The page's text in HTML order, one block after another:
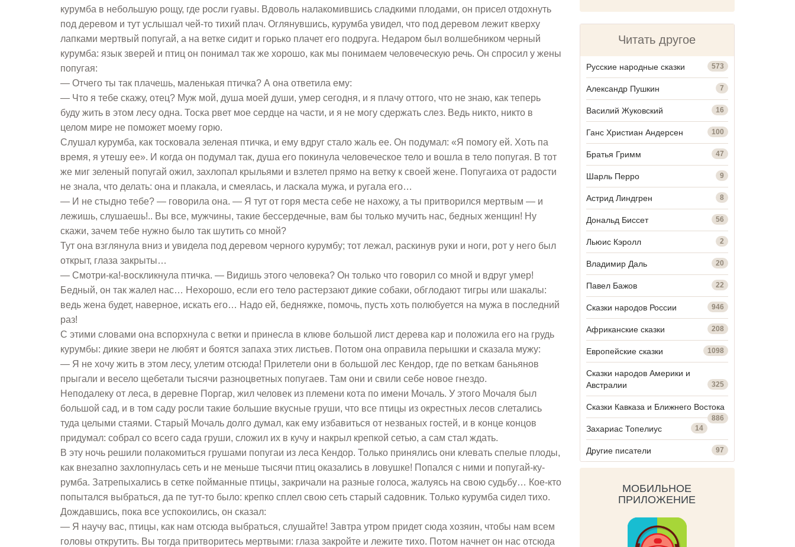
курумба в небольшую рощу, где росли гуавы. Вдоволь налакомившись сладкими плодами, он присел отдохнуть
под деревом и тут услышал чей-то тихий плач. Оглянувшись, курумба увидел, что под деревом лежит кверху
лапками мертвый попугай, а на ветке сидит и горько плачет его подруга. Недаром был волшебником черный
курумба: язык зверей и птиц он понимал так же хорошо, как мы понимаем человеческую речь. Он спросил у жены
попугая:
— Отчего ты так плачешь, маленькая птичка? А она ответила ему:
— Что я тебе скажу, отец? Муж мой, душа моей души, умер сегодня, и я плачу оттого, что не знаю, как теперь
буду жить в этом лесу одна. Тоска рвет мое сердце на части, и я не могу сдержать слез. Ведь никто, никто в
целом мире не поможет моему горю.
Слушал курумба, как тосковала зеленая птичка, и ему вдруг стало жаль ее. Он подумал: «Я помогу ей. Хоть па
время, я утешу ее». И когда он подумал так, душа его покинула человеческое тело и вошла в тело попугая. В тот
же миг зеленый попугай ожил, захлопал крыльями и взлетел прямо на ветку к своей жене. Попугаиха от радости
не знала, что делать: она и плакала, и смеялась, и ласкала мужа, и ругала его…
— И не стыдно тебе? — говорила она. — Я тут от горя места себе не нахожу, а ты притворился мертвым — и
лежишь, слушаешь!.. Вы все, мужчины, такие бессердечные, вам бы только мучить нас, бедных женщин! Ну
скажи, зачем тебе нужно было так шутить со мной?
Тут она взглянула вниз и увидела под деревом черного курумбу; тот лежал, раскинув руки и ноги, рот у него был
открыт, глаза закрыты…
— Смотри-ка!-воскликнула птичка. — Видишь этого человека? Он только что говорил со мной и вдруг умер!
Бедный, он так жалел нас… Нехорошо, если его тело растерзают дикие собаки, обглодают тигры или шакалы:
ведь жена будет, наверное, искать его… Надо ей, бедняжке, помочь, пусть хоть полюбуется на мужа в последний
раз!
С этими словами она вспорхнула с ветки и принесла в клюве большой лист дерева кар и положила его на грудь
курумбы: дикие звери не любят и боятся запаха этих листьев. Потом она оправила перышки и сказала мужу:
— Я не хочу жить в этом лесу, улетим отсюда! Прилетели они в большой лес Кендор, где по веткам баньянов
прыгали и весело щебетали тысячи разноцветных попугаев. Там они и свили себе новое гнездо.
Неподалеку от леса, в деревне Поргар, жил человек из племени кота по имени Мочаль. У этого Мочаля был
большой сад, и в том саду росли такие большие вкусные груши, что все птицы из окрестных лесов слетались
туда целыми стаями. Старый Мочаль долго думал, как ему избавиться от незваных гостей, и в конце концов
придумал: собрал со всего сада груши, сложил их в кучу и накрыл крепкой сетью, а сам стал ждать.
В эту ночь решили полакомиться грушами попугаи из леса Кендор. Только принялись они клевать спелые плоды,
как внезапно захлопнулась сеть и не меньше тысячи птиц оказались в ловушке! Попался с ними и попугай-ку-
румба. Затрепыхались в сетке пойманные птицы, закричали на разные голоса, жалуясь на свою судьбу… Кое-кто
попытался выбраться, да пе тут-то было: крепко сплел свою сеть старый садовник. Только курумба сидел тихо.
Дождавшись, пока все успокоились, он сказал:
— Я научу вас, птицы, как нам отсюда выбраться, слушайте! Завтра утром придет сюда хозяин, чтобы нам всем
головы открутить. Вы тогда притворитесь мертвыми: глаза закройте и лежите тихо. Потом начнет он нас отсюда
Читать другое
Русские народные сказки 573
Александр Пушкин 7
Василий Жуковский 16
Ганс Христиан Андерсен 100
Братья Гримм 47
Шарль Перро 9
Астрид Линдгрен 8
Дональд Биссет 56
Льюис Кэролл 2
Владимир Даль 20
Павел Бажов 22
Сказки народов России 946
Африканские сказки 208
Европейские сказки 1098
Сказки народов Америки и
Австралии
325
Сказки Кавказа и Ближнего Востока
886
Захариас Топелиус 14
Другие писатели 97
МОБИЛЬНОЕ
ПРИЛОЖЕНИЕ